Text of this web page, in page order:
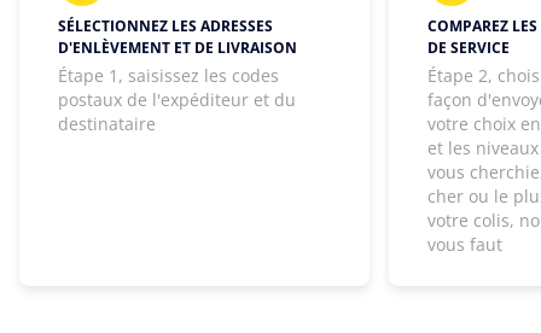
SÉLECTIONNEZ LES ADRESSES
D'ENLÈVEMENT ET DE LIVRAISON
Étape 1, saisissez les codes
postaux de l'expéditeur et du
destinataire
COMPAREZ
DE SERVICE
Étape 2,
façon
votre choix
et les
vous
cher ou le
votre colis,
vous faut